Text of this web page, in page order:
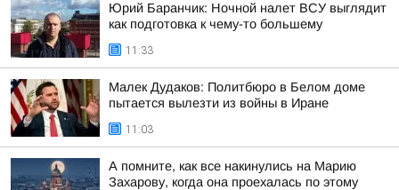
Юрий Баранчик: Ночной налет ВСУ выглядит
как подготовка к чему-то большему
11:33
Малек Дудаков: Политбюро в Белом доме
пытается вылезти из войны в Иране
11:03
А помните, как все накинулись на Марию
Захарову, когда она проехалась по этому